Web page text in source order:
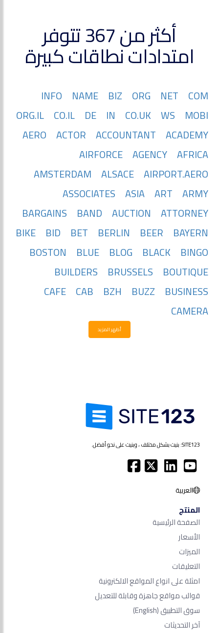
أكثر من 367 تتوفر
امتدادات نطاقات كبيرة
COM
NET
ORG
BIZ
NAME
INFO
MOBI
WS
CO.UK
IN
DE
CO.IL
ORG.IL
ACADEMY
ACCOUNTANT
ACTOR
AERO
AFRICA
AGENCY
AIRFORCE
AIRPORT.AERO
ALSACE
AMSTERDAM
ARMY
ART
ASIA
ASSOCIATES
ATTORNEY
AUCTION
BAND
BARGAINS
BAYERN
BEER
BERLIN
BET
BID
BIKE
BINGO
BLACK
BLOG
BLUE
BOSTON
BOUTIQUE
BRUSSELS
BUILDERS
BUSINESS
BUZZ
BZH
CAB
CAFE
CAMERA
أظهر المزيد
SITE123: بنيت بشكل مختلف ، وبنيت على نحو أفضل.
العربية
المنتج
الصفحة الرئيسية
الأسعار
الميزات
التعليقات
امثلة على انواع المواقع الالكترونية
قوالب مواقع جاهزة وقابلة للتعديل
سوق التطبيق(English)
آخر التحديثات